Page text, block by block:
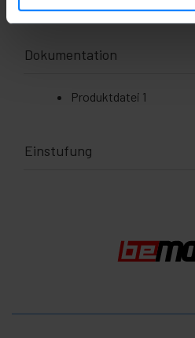
Dokumentation
Produktdatei 1
Einstufung